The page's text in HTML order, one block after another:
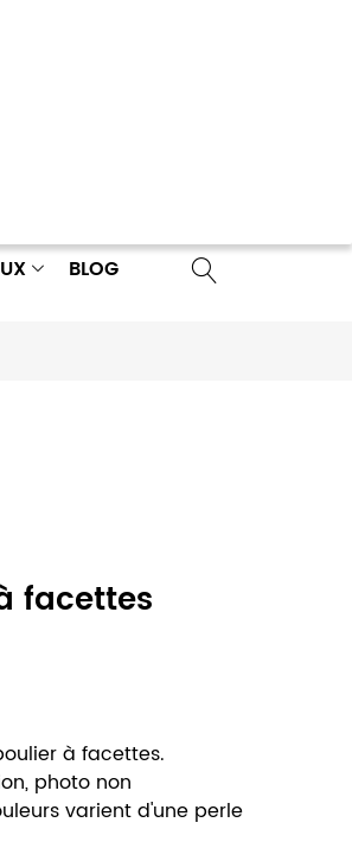
BLOG
facettes
à facettes.
photo non
varient d'une perle